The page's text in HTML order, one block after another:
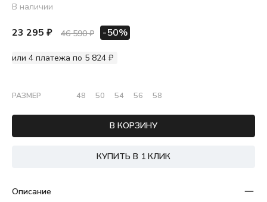
В наличии
23 295 ₽ 46 590 ₽ -50%
или 4 платежа по 5 824 ₽
РАЗМЕР 48 50 54 56 58
В КОРЗИНУ
КУПИТЬ В 1 КЛИК
Описание